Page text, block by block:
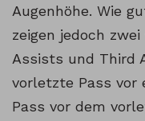
Augenhöhe. Wie
zeigen jedoch
Assists und Third
vorletzte Pass vor
Pass vor dem